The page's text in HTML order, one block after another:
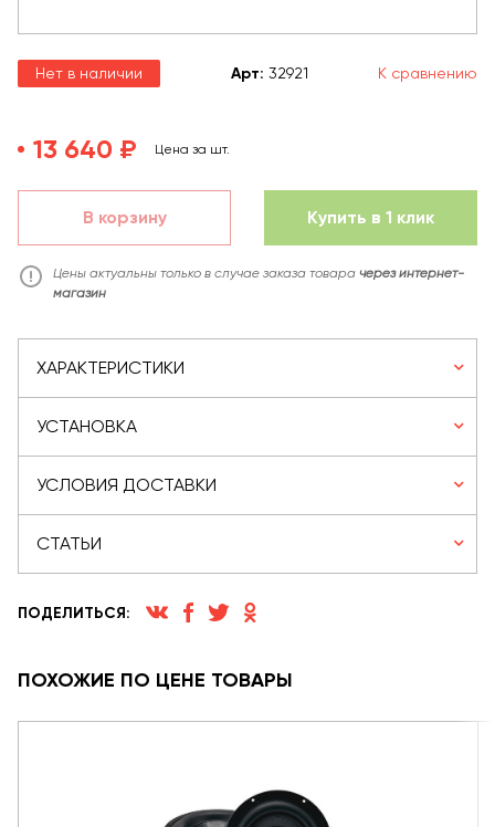
Нет в наличии Арт: 32921 К сравнению
13 640 ₽ Цена за шт.
В корзину Купить в 1 клик
Цены актуальны только в случае заказа товара через интернет-
магазин
ХАРАКТЕРИСТИКИ
УСТАНОВКА
УСЛОВИЯ ДОСТАВКИ
СТАТЬИ
ПОДЕЛИТЬСЯ:
ПОХОЖИЕ ПО ЦЕНЕ ТОВАРЫ